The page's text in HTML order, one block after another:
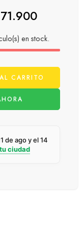
71.900
en stock.
CARRITO
de ago y el 14
tu ciudad